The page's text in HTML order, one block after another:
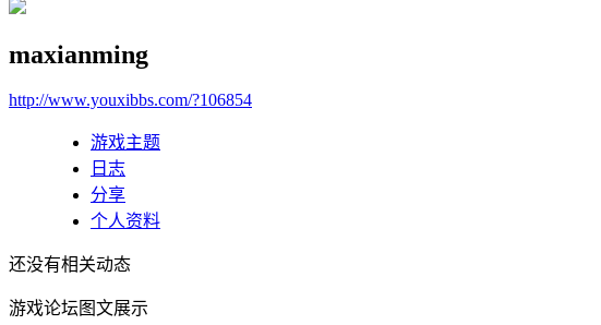
maxianming
http://www.youxibbs.com/?106854
游戏主题
日志
分享
个人资料
还没有相关动态
游戏论坛图文展示